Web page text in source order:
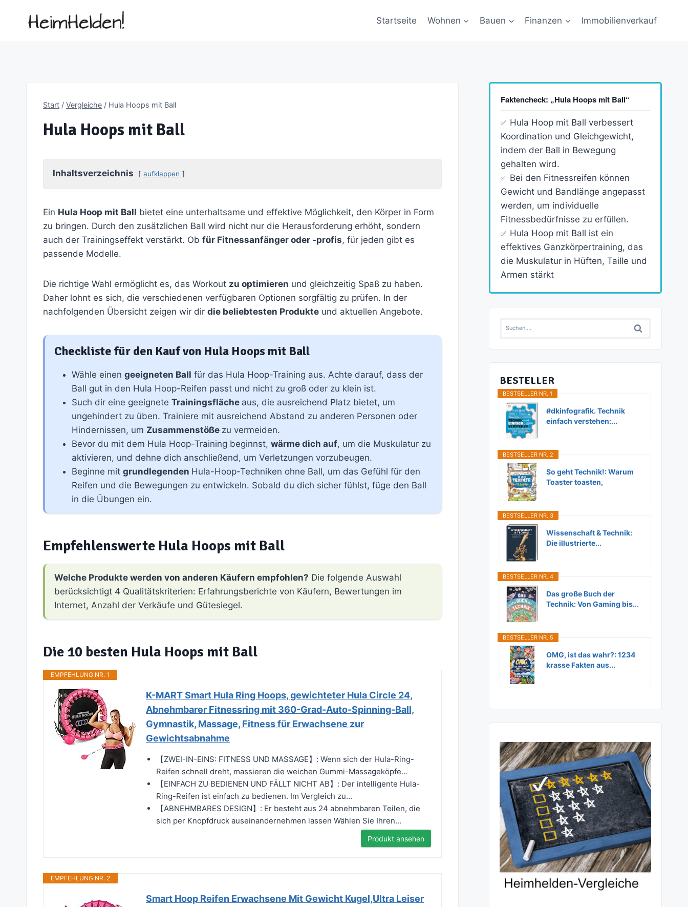
Startseite Wohnen Bauen Finanzen Immobilienverkauf
Start / Vergleiche / Hula Hoops mit Ball
Hula Hoops mit Ball
Inhaltsverzeichnis aufklappen
Ein Hula Hoop mit Ball bietet eine unterhaltsame und effektive Möglichkeit, den Körper in Form
zu bringen. Durch den zusätzlichen Ball wird nicht nur die Herausforderung erhöht, sondern
auch der Trainingseffekt verstärkt. Ob für Fitnessanfänger oder -profis, für jeden gibt es
passende Modelle.
Die richtige Wahl ermöglicht es, das Workout zu optimieren und gleichzeitig Spaß zu haben.
Daher lohnt es sich, die verschiedenen verfügbaren Optionen sorgfältig zu prüfen. In der
nachfolgenden Übersicht zeigen wir dir die beliebtesten Produkte und aktuellen Angebote.
Checkliste für den Kauf von Hula Hoops mit Ball
Wähle einen geeigneten Ball für das Hula Hoop-Training aus. Achte darauf, dass der
Ball gut in den Hula Hoop-Reifen passt und nicht zu groß oder zu klein ist.
Such dir eine geeignete Trainingsfläche aus, die ausreichend Platz bietet, um
ungehindert zu üben. Trainiere mit ausreichend Abstand zu anderen Personen oder
Hindernissen, um Zusammenstöße zu vermeiden.
Bevor du mit dem Hula Hoop-Training beginnst, wärme dich auf, um die Muskulatur zu
aktivieren, und dehne dich anschließend, um Verletzungen vorzubeugen.
Beginne mit grundlegenden Hula-Hoop-Techniken ohne Ball, um das Gefühl für den
Reifen und die Bewegungen zu entwickeln. Sobald du dich sicher fühlst, füge den Ball
in die Übungen ein.
Empfehlenswerte Hula Hoops mit Ball
Welche Produkte werden von anderen Käufern empfohlen? Die folgende Auswahl
berücksichtigt 4 Qualitätskriterien: Erfahrungsberichte von Käufern, Bewertungen im
Internet, Anzahl der Verkäufe und Gütesiegel.
Die 10 besten Hula Hoops mit Ball
EMPFEHLUNG NR. 1
K-MART Smart Hula Ring Hoops, gewichteter Hula Circle 24,
Abnehmbarer Fitnessring mit 360-Grad-Auto-Spinning-Ball,
Gymnastik, Massage, Fitness für Erwachsene zur
Gewichtsabnahme
【ZWEI-IN-EINS: FITNESS UND MASSAGE】: Wenn sich der Hula-Ring-
Reifen schnell dreht, massieren die weichen Gummi-Massageköpfe...
【EINFACH ZU BEDIENEN UND FÄLLT NICHT AB】: Der intelligente Hula-
Ring-Reifen ist einfach zu bedienen. Im Vergleich zu...
【ABNEHMBARES DESIGN】: Er besteht aus 24 abnehmbaren Teilen, die
sich per Knopfdruck auseinandernehmen lassen Wählen Sie Ihren...
Produkt ansehen
EMPFEHLUNG NR. 2
Smart Hoop Reifen Erwachsene Mit Gewicht Kugel,Ultra Leiser
Faktencheck: „Hula Hoops mit Ball“
Hula Hoop mit Ball verbessert
Koordination und Gleichgewicht,
indem der Ball in Bewegung
gehalten wird.
Bei den Fitnessreifen können
Gewicht und Bandlänge angepasst
werden, um individuelle
Fitnessbedürfnisse zu erfüllen.
Hula Hoop mit Ball ist ein
effektives Ganzkörpertraining, das
die Muskulatur in Hüften, Taille und
Armen stärkt
Suchen
BESTELLER
BESTSELLER NR. 1
#dkinfografik. Technik
einfach verstehen:...
BESTSELLER NR. 2
So geht Technik!: Warum
Toaster toasten,
BESTSELLER NR. 3
Wissenschaft & Technik:
Die illustrierte...
BESTSELLER NR. 4
Das große Buch der
Technik: Von Gaming bis...
BESTSELLER NR. 5
OMG, ist das wahr?: 1234
krasse Fakten aus...